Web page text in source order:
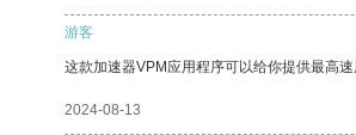
游客
这款加速器VPM应用程序可以给你提供最高
2024-08-13